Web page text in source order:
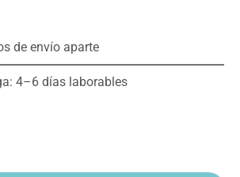
de envío aparte
4–6 días laborables
introduce la